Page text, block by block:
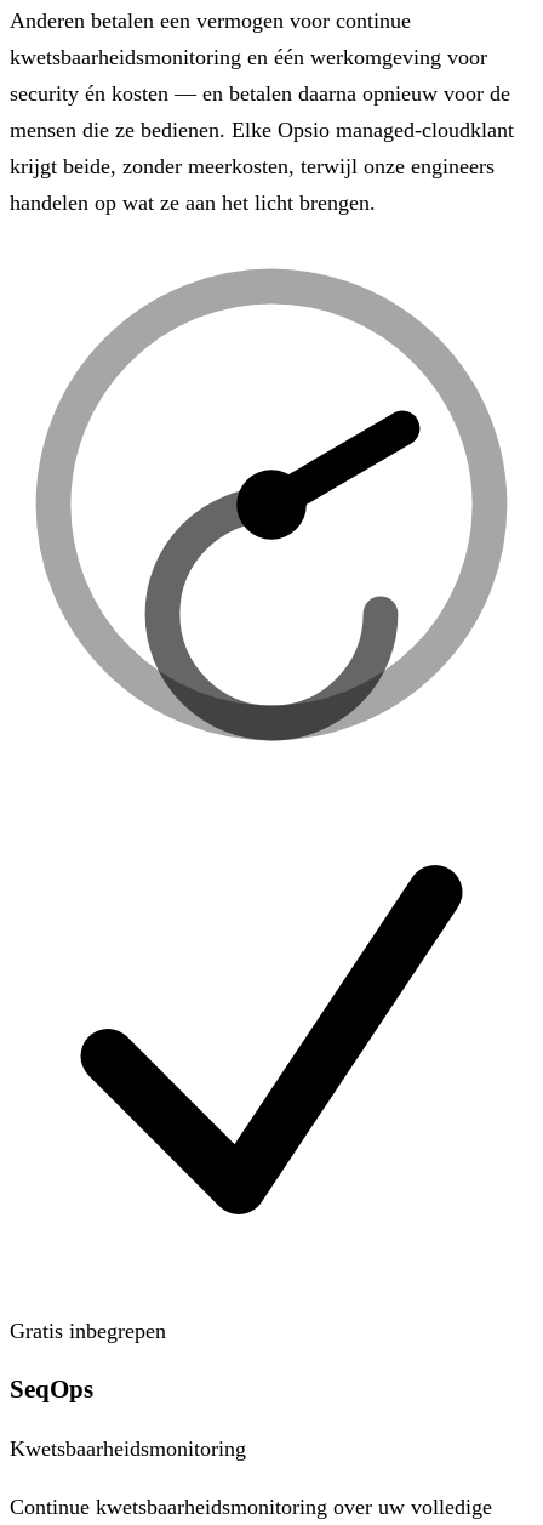
Anderen betalen een vermogen voor continue
kwetsbaarheidsmonitoring en één werkomgeving voor
security én kosten — en betalen daarna opnieuw voor de
mensen die ze bedienen. Elke Opsio managed-cloudklant
krijgt beide, zonder meerkosten, terwijl onze engineers
handelen op wat ze aan het licht brengen.
Gratis inbegrepen
SeqOps
Kwetsbaarheidsmonitoring
Continue kwetsbaarheidsmonitoring over uw volledige